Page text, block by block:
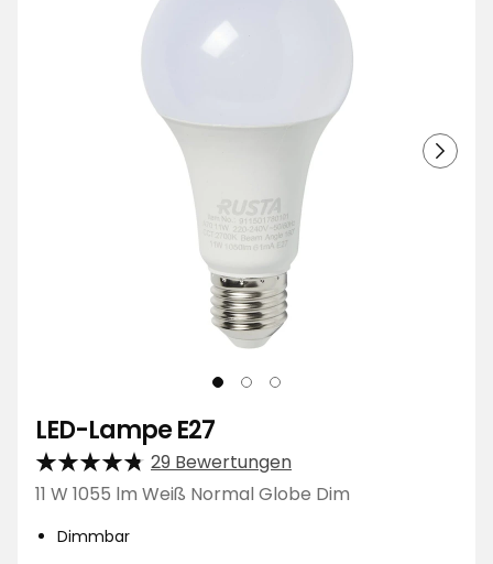
LED-Lampe E27
29 Bewertungen
11 W 1055 lm Weiß Normal Globe Dim
Dimmbar